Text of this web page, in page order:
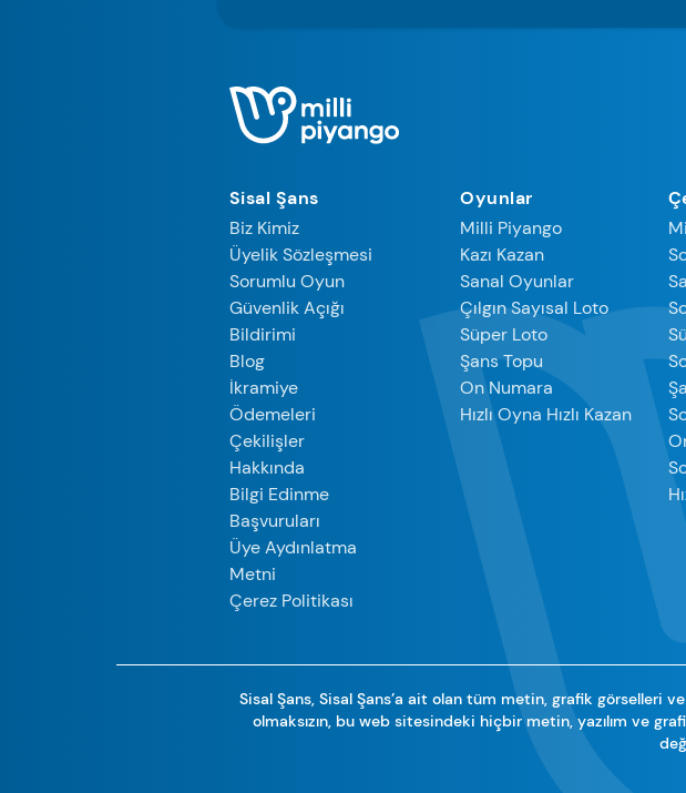
Sisal Şans
Biz Kimiz
Üyelik Sözleşmesi
Sorumlu Oyun
Güvenlik Açığı
Bildirimi
Blog
İkramiye
Ödemeleri
Çekilişler
Hakkında
Bilgi Edinme
Başvuruları
Üye Aydınlatma
Metni
Çerez Politikası
Oyunlar
Milli Piyango
Kazı Kazan
Sanal Oyunlar
Çılgın Sayısal Loto
Süper Loto
Şans Topu
On Numara
Hızlı Oyna Hızlı Kazan
Sisal Şans, Sisal Şans’a ait olan tüm metin, grafik görselleri
olmaksızın, bu web sitesindeki hiçbir metin, yazılım ve